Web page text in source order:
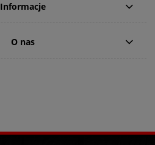
Informacje
O nas